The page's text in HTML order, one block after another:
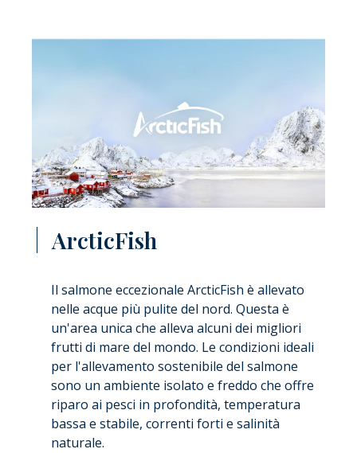
ArcticFish
Il salmone eccezionale ArcticFish è allevato
nelle acque più pulite del nord. Questa è
un'area unica che alleva alcuni dei migliori
frutti di mare del mondo. Le condizioni ideali
per l'allevamento sostenibile del salmone
sono un ambiente isolato e freddo che offre
riparo ai pesci in profondità, temperatura
bassa e stabile, correnti forti e salinità
naturale.